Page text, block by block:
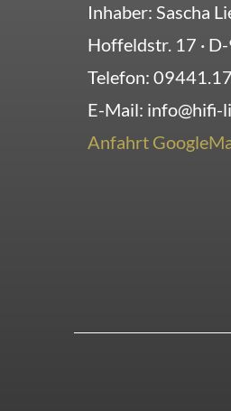
Inhaber: Sascha
Hoffeldstr. 17 · D-
Telefon:
E-Mail: info@hifi-
Anfahrt